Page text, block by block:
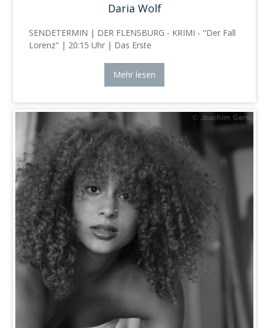
Daria Wolf
SENDETERMIN | DER FLENSBURG - KRIMI - "Der Fall
Lorenz" | 20:15 Uhr | Das Erste
Mehr lesen